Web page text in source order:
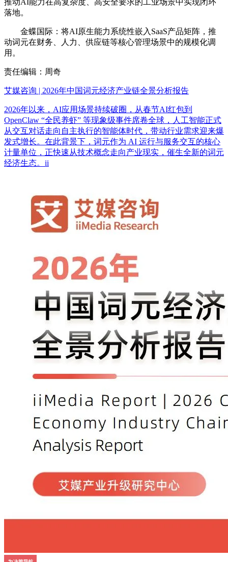
推动AI能力在高复杂度、高安全要求的工业场景中实现闭环
落地。
金蝶国际：将AI原生能力系统性嵌入SaaS产品矩阵，推
动词元在财务、人力、供应链等核心管理场景中的规模化调
用。
责任编辑：周奇
艾媒咨询 | 2026年中国词元经济产业链全景分析报告
2026年以来，AI应用场景持续破圈，从春节AI红包到
OpenClaw “全民养虾” 等现象级事件席卷全球，人工智能正式
从交互对话走向自主执行的智能体时代，带动行业需求迎来爆
发式增长。在此背景下，词元作为 AI 运行与服务交互的核心
计量单位，正快速从技术概念走向产业现实，催生全新的词元
经济生态。ii